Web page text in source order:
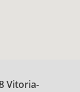
Vitoria-